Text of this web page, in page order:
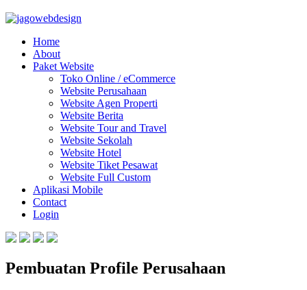
Home
About
Paket Website
Toko Online / eCommerce
Website Perusahaan
Website Agen Properti
Website Berita
Website Tour and Travel
Website Sekolah
Website Hotel
Website Tiket Pesawat
Website Full Custom
Aplikasi Mobile
Contact
Login
Pembuatan Profile Perusahaan